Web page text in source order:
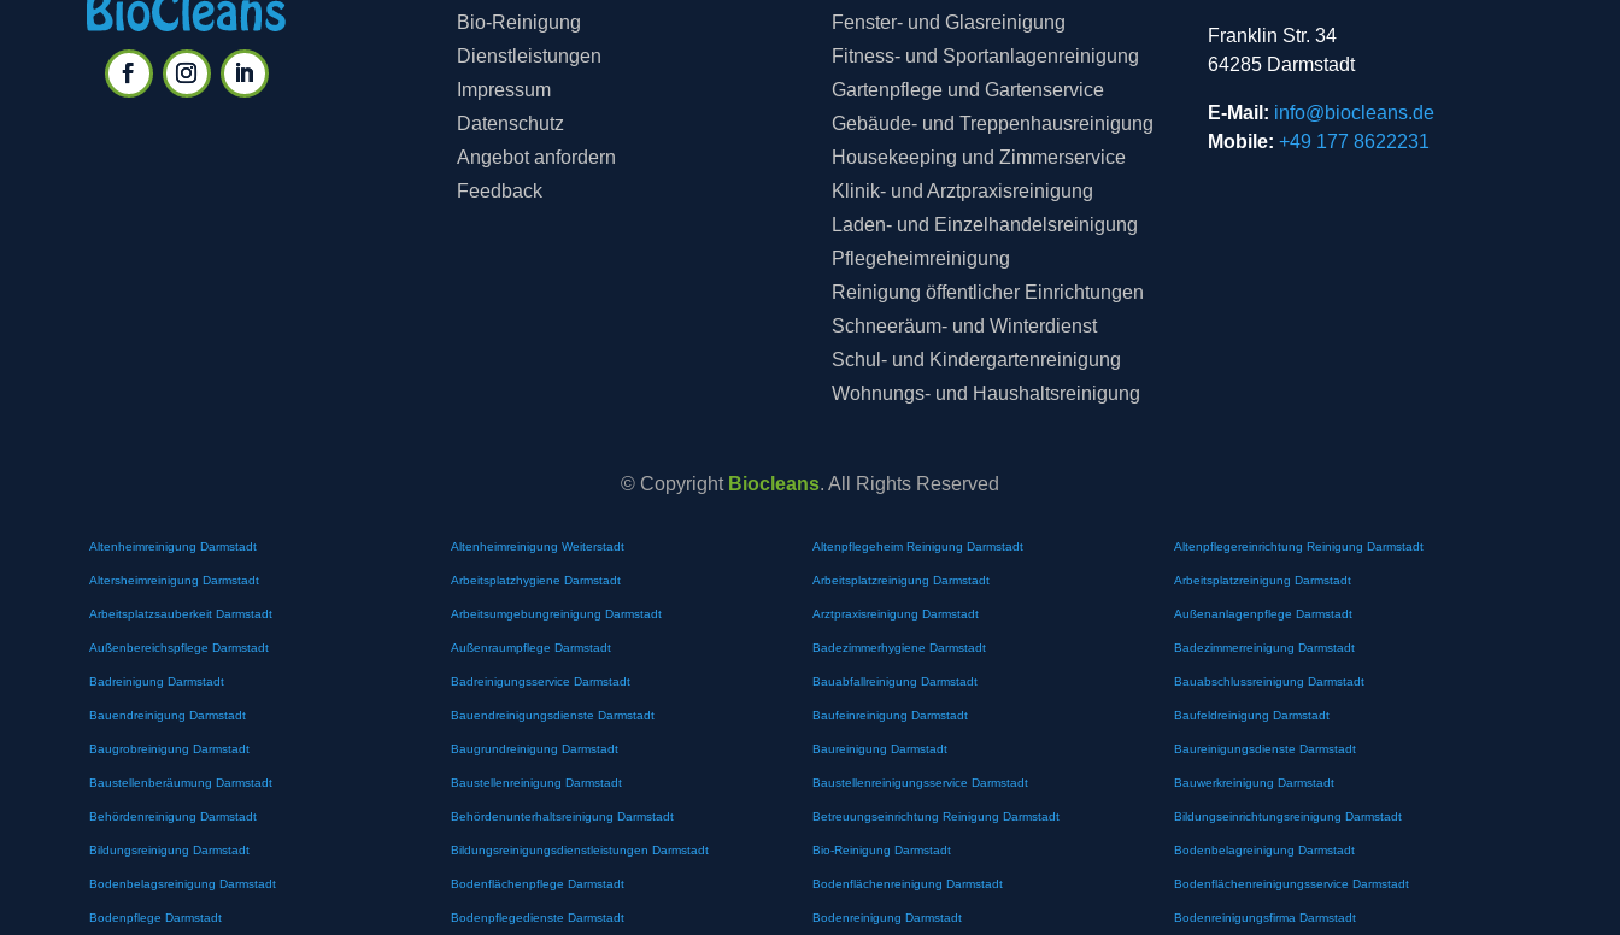
Bio-Reinigung
Dienstleistungen
Impressum
Datenschutz
Angebot anfordern
Feedback
Fenster- und Glasreinigung
Fitness- und Sportanlagenreinigung
Gartenpflege und Gartenservice
Gebäude- und Treppenhausreinigung
Housekeeping und Zimmerservice
Klinik- und Arztpraxisreinigung
Laden- und Einzelhandelsreinigung
Pflegeheimreinigung
Reinigung öffentlicher Einrichtungen
Schneeräum- und Winterdienst
Schul- und Kindergartenreinigung
Wohnungs- und Haushaltsreinigung
Franklin Str. 34
64285 Darmstadt
E-Mail: info@biocleans.de
Mobile: +49 177 8622231
© Copyright Biocleans. All Rights Reserved
Altenheimreinigung Darmstadt Altenheimreinigung Weiterstadt Altenpflegeheim Reinigung Darmstadt Altenpflegereinrichtung Reinigung Darmstadt
Altersheimreinigung Darmstadt Arbeitsplatzhygiene Darmstadt Arbeitsplatzreinigung Darmstadt Arbeitsplatzreinigung Darmstadt
Arbeitsplatzsauberkeit Darmstadt Arbeitsumgebungreinigung Darmstadt Arztpraxisreinigung Darmstadt Außenanlagenpflege Darmstadt
Außenbereichspflege Darmstadt Außenraumpflege Darmstadt Badezimmerhygiene Darmstadt Badezimmerreinigung Darmstadt
Badreinigung Darmstadt Badreinigungsservice Darmstadt Bauabfallreinigung Darmstadt Bauabschlussreinigung Darmstadt
Bauendreinigung Darmstadt Bauendreinigungsdienste Darmstadt Baufeinreinigung Darmstadt Baufeldreinigung Darmstadt
Baugrobreinigung Darmstadt Baugrundreinigung Darmstadt Baureinigung Darmstadt Baureinigungsdienste Darmstadt
Baustellenberäumung Darmstadt Baustellenreinigung Darmstadt Baustellenreinigungsservice Darmstadt Bauwerkreinigung Darmstadt
Behördenreinigung Darmstadt Behördenunterhaltsreinigung Darmstadt Betreuungseinrichtung Reinigung Darmstadt Bildungseinrichtungsreinigung Darmstadt
Bildungsreinigung Darmstadt Bildungsreinigungsdienstleistungen Darmstadt Bio-Reinigung Darmstadt Bodenbelagreinigung Darmstadt
Bodenbelagsreinigung Darmstadt Bodenflächenpflege Darmstadt Bodenflächenreinigung Darmstadt Bodenflächenreinigungsservice Darmstadt
Bodenpflege Darmstadt Bodenpflegedienste Darmstadt Bodenreinigung Darmstadt Bodenreinigungsfirma Darmstadt